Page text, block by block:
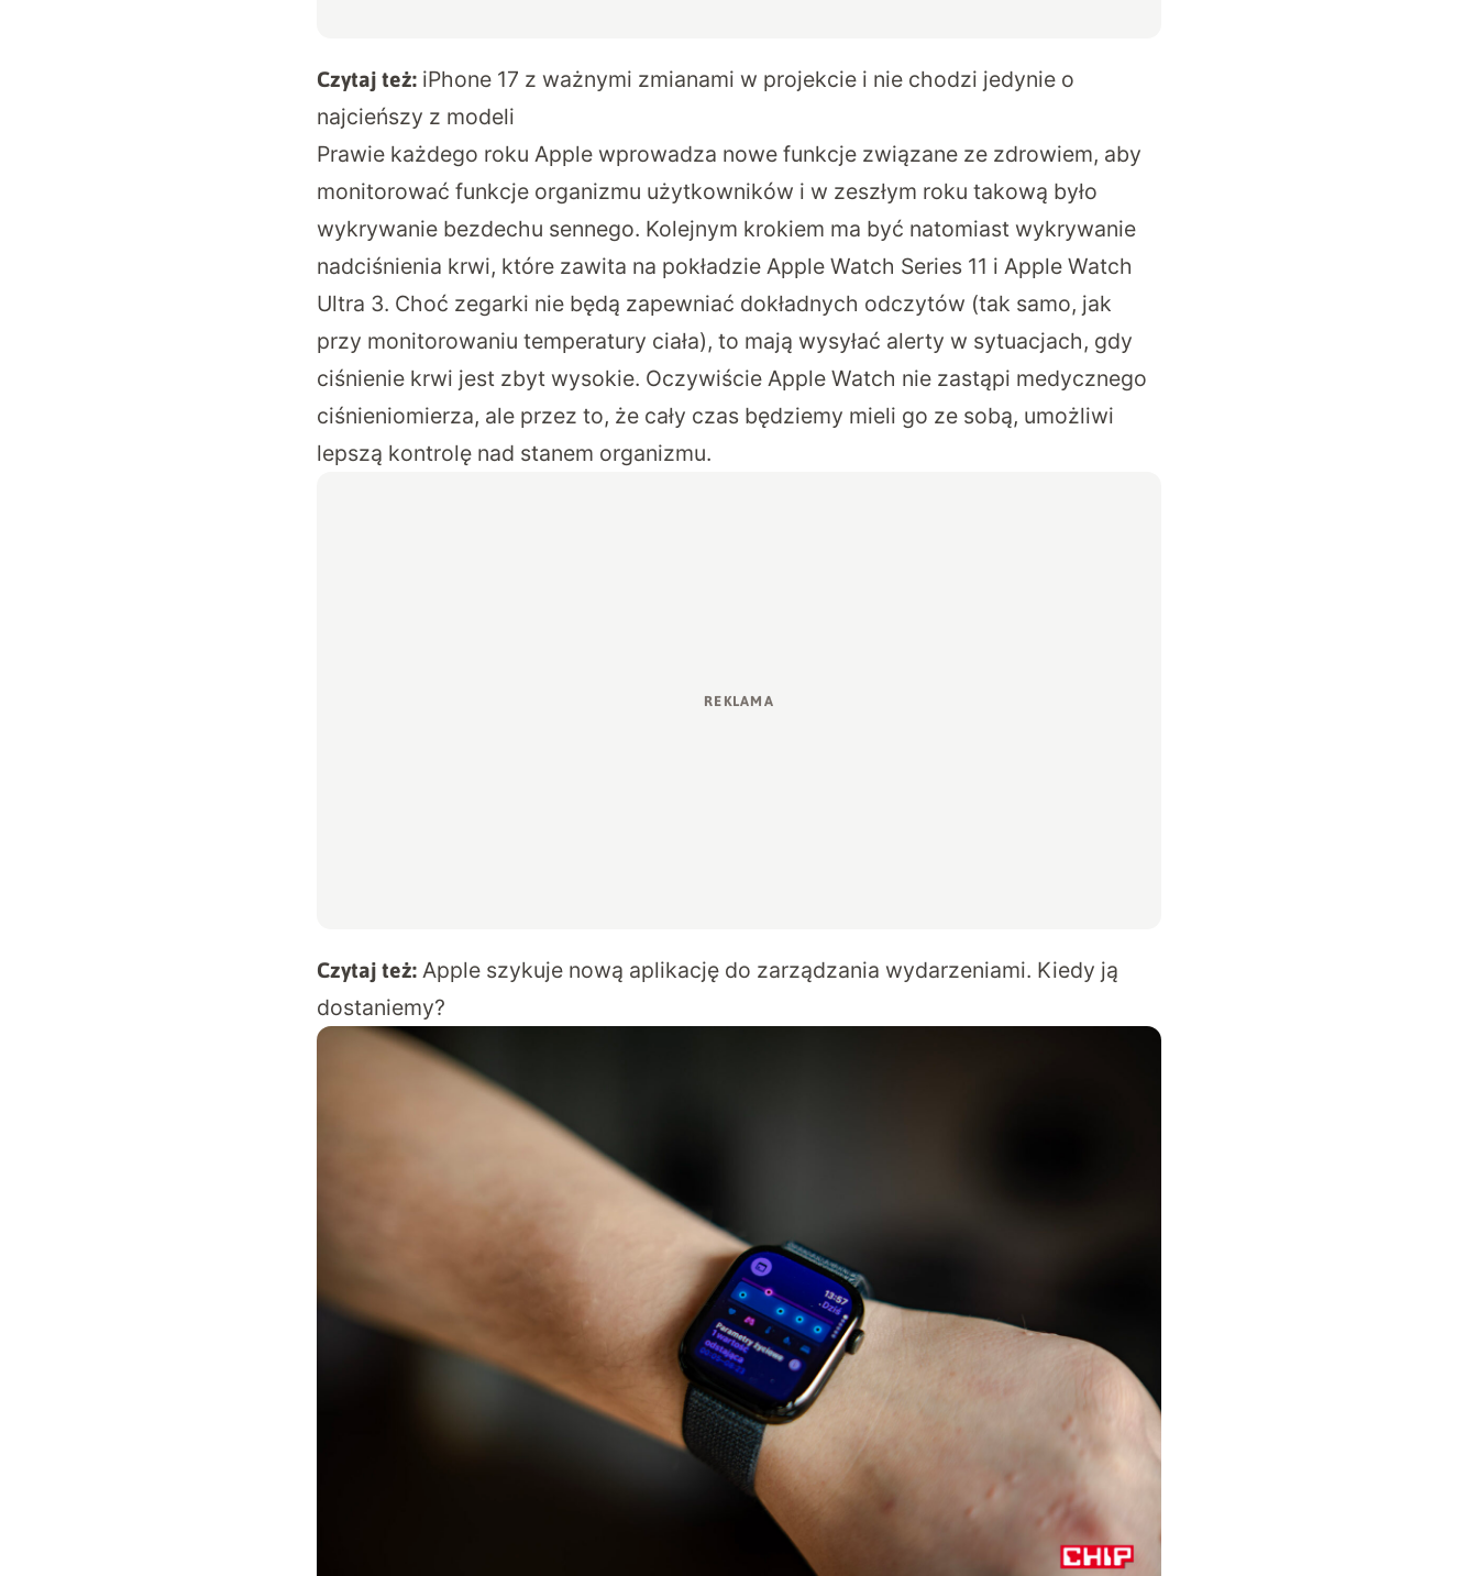
Czytaj też: iPhone 17 z ważnymi zmianami w projekcie i nie chodzi jedynie o
najcieńszy z modeli
Prawie każdego roku Apple wprowadza nowe funkcje związane ze zdrowiem, aby
monitorować funkcje organizmu użytkowników i w zeszłym roku takową było
wykrywanie bezdechu sennego. Kolejnym krokiem ma być natomiast wykrywanie
nadciśnienia krwi, które zawita na pokładzie Apple Watch Series 11 i Apple Watch
Ultra 3. Choć zegarki nie będą zapewniać dokładnych odczytów (tak samo, jak
przy monitorowaniu temperatury ciała), to mają wysyłać alerty w sytuacjach, gdy
ciśnienie krwi jest zbyt wysokie. Oczywiście Apple Watch nie zastąpi medycznego
ciśnieniomierza, ale przez to, że cały czas będziemy mieli go ze sobą, umożliwi
lepszą kontrolę nad stanem organizmu.
Czytaj też: Apple szykuje nową aplikację do zarządzania wydarzeniami. Kiedy ją
dostaniemy?